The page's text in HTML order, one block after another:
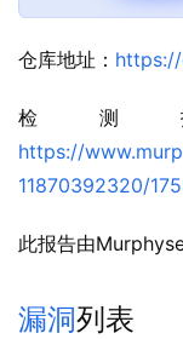
仓库地址：
检测
https://
11870392320/
此报告由
漏洞列表